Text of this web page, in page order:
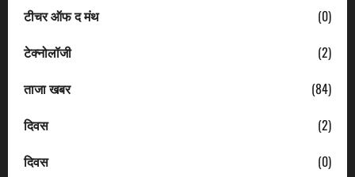
टीचर ऑफ द मंथ
(0)
टेक्नोलॉजी
(2)
ताजा खबर
(84)
दिवस
(2)
दिवस
(0)